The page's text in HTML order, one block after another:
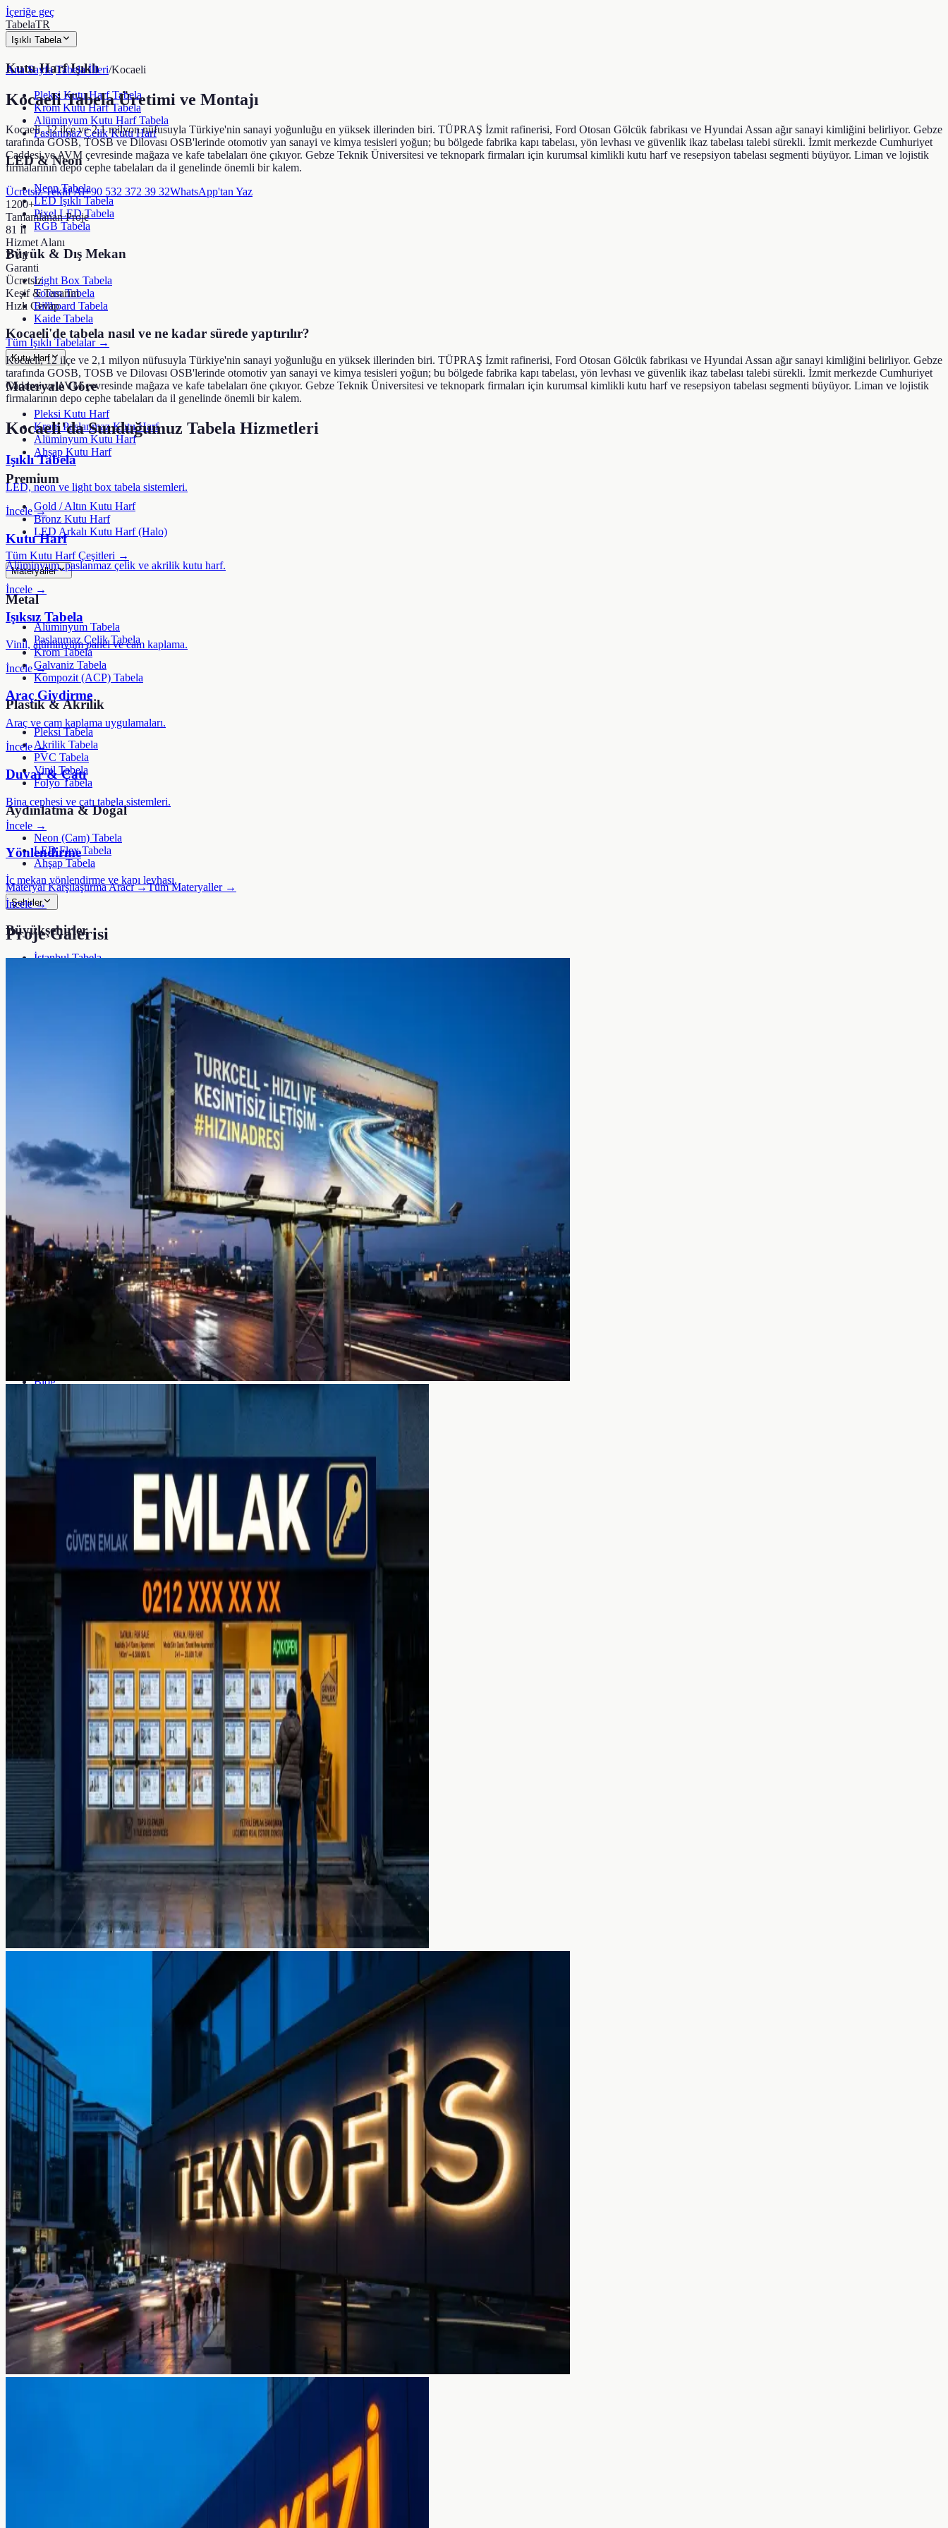
İçeriğe geç
TabelaTR
Işıklı Tabela
Kutu Harf Işıklı
Pleksi Kutu Harf Tabela
Krom Kutu Harf Tabela
Alüminyum Kutu Harf Tabela
Paslanmaz Çelik Kutu Harf
LED & Neon
Neon Tabela
LED Işıklı Tabela
Pixel LED Tabela
RGB Tabela
Büyük & Dış Mekan
Light Box Tabela
Totem Tabela
Billboard Tabela
Kaide Tabela
Tüm Işıklı Tabelalar →
Kutu Harf
Materyale Göre
Pleksi Kutu Harf
Krom Paslanmaz Kutu Harf
Alüminyum Kutu Harf
Ahşap Kutu Harf
Premium
Gold / Altın Kutu Harf
Bronz Kutu Harf
LED Arkalı Kutu Harf (Halo)
Tüm Kutu Harf Çeşitleri →
Materyaller
Metal
Alüminyum Tabela
Paslanmaz Çelik Tabela
Krom Tabela
Galvaniz Tabela
Kompozit (ACP) Tabela
Plastik & Akrilik
Pleksi Tabela
Akrilik Tabela
PVC Tabela
Vinil Tabela
Folyo Tabela
Aydınlatma & Doğal
Neon (Cam) Tabela
LED Flex Tabela
Ahşap Tabela
Materyal Karşılaştırma Aracı →Tüm Materyaller →
Şehirler
Büyükşehirler
İstanbul Tabela
Yerel Hizmetler
İstanbul İlçeleri (39)
81 İl Lojistik Ağı
Sektörel Tabela Önerici
Tüm Şehirler & Bölgeler →
Kurumsal
Şirket
Hakkımızda
Ekibimiz
Blog
SSS
+90 532 372 39 32
Ücretsiz Teklif Al
Ana Sayfa/Tabela İlleri/Kocaeli
KocaeliTabela Üretimi ve Montajı
Kocaeli, 12 ilçe ve 2,1 milyon nüfusuyla Türkiye'nin sanayi yoğunluğu en yüksek illerinden biri. TÜPRAŞ İzmit rafinerisi, Ford Otosan Gölcük fabrikası ve Hyundai Assan ağır sanayi kimliğini belirliyor. Gebze
tarafında GOSB, TOSB ve Dilovası OSB'lerinde otomotiv yan sanayi ve kimya tesisleri yoğun; bu bölgede fabrika kapı tabelası, yön levhası ve güvenlik ikaz tabelası talebi sürekli. İzmit merkezde Cumhuriyet
Caddesi ve AVM çevresinde mağaza ve kafe tabelaları öne çıkıyor. Gebze Teknik Üniversitesi ve teknopark firmaları için kurumsal kimlikli kutu harf ve resepsiyon tabelası segmenti büyüyor. Liman ve lojistik
firmalarının depo cephe tabelaları da il genelinde önemli bir kalem.
Ücretsiz Teklif Al+90 532 372 39 32WhatsApp'tan Yaz
1200+
Tamamlanan Proje
81 İl
Hizmet Alanı
2 Yıl
Garanti
Ücretsiz
Keşif & Tasarım
Hızlı Cevap
Kocaeli'de tabela nasıl ve ne kadar sürede yaptırılır?
Kocaeli, 12 ilçe ve 2,1 milyon nüfusuyla Türkiye'nin sanayi yoğunluğu en yüksek illerinden biri. TÜPRAŞ İzmit rafinerisi, Ford Otosan Gölcük fabrikası ve Hyundai Assan ağır sanayi kimliğini belirliyor. Gebze
tarafında GOSB, TOSB ve Dilovası OSB'lerinde otomotiv yan sanayi ve kimya tesisleri yoğun; bu bölgede fabrika kapı tabelası, yön levhası ve güvenlik ikaz tabelası talebi sürekli. İzmit merkezde Cumhuriyet
Caddesi ve AVM çevresinde mağaza ve kafe tabelaları öne çıkıyor. Gebze Teknik Üniversitesi ve teknopark firmaları için kurumsal kimlikli kutu harf ve resepsiyon tabelası segmenti büyüyor. Liman ve lojistik
firmalarının depo cephe tabelaları da il genelinde önemli bir kalem.
Kocaeli'da Sunduğumuz Tabela Hizmetleri
Işıklı Tabela
LED, neon ve light box tabela sistemleri.
İncele →
Kutu Harf
Alüminyum, paslanmaz çelik ve akrilik kutu harf.
İncele →
Işıksız Tabela
Vinil, alüminyum panel ve cam kaplama.
İncele →
Araç Giydirme
Araç ve cam kaplama uygulamaları.
İncele →
Duvar & Çatı
Bina cephesi ve çatı tabela sistemleri.
İncele →
Yönlendirme
İç mekan yönlendirme ve kapı levhası.
İncele →
Proje Galerisi